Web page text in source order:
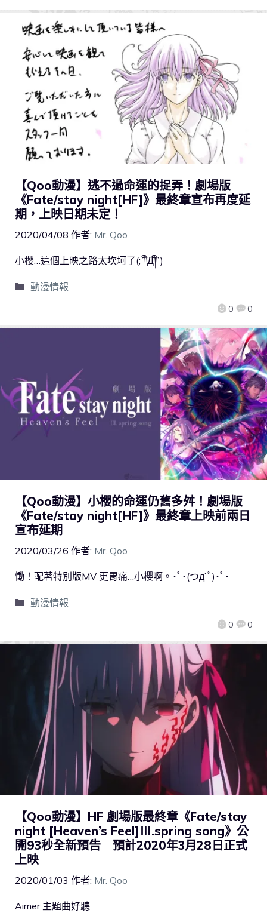
【Qoo動漫】逃不過命運的捉弄！劇場版
《Fate/stay night[HF]》最終章宣布再度延
期，上映日期未定！
2020/04/08 作者: Mr. Qoo
0 0
小櫻…這個上映之路太坎坷了(;´༎ຶД༎ຶ`)
動漫情報
【Qoo動漫】小櫻的命運仍舊多舛！劇場版
《Fate/stay night[HF]》最終章上映前兩日
宣布延期
2020/03/26 作者: Mr. Qoo
0 0
慟！配著特別版MV 更胃痛…小櫻啊。･ﾟ･(つд`ﾟ)･ﾟ･
動漫情報
【Qoo動漫】HF 劇場版最終章《Fate/stay
night [Heaven’s Feel]Ⅲ.spring song》公
開93秒全新預告 預計2020年3月28日正式
上映
2020/01/03 作者: Mr. Qoo
Aimer 主題曲好聽